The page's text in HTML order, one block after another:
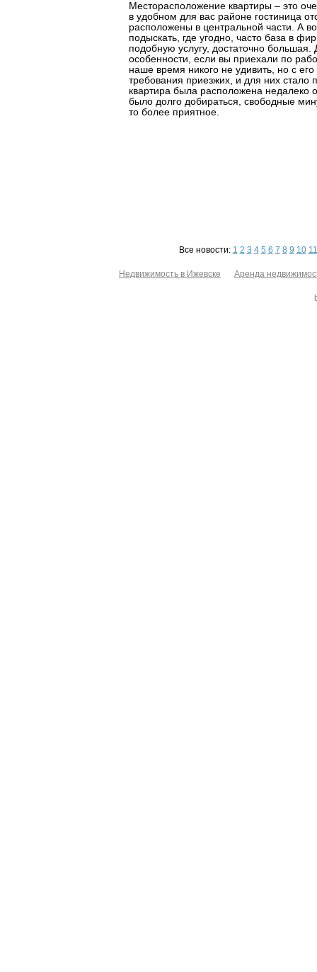
Месторасположение квартиры – это
в удобном для вас районе гостиница
расположены в центральной части. А
подыскать, где угодно, часто база в
подобную услугу, достаточно большая.
особенности, если вы приехали по
наше время никого не удивить, но с
требования приезжих, и для них стало
квартира была расположена недалеко
было долго добираться, свободные
то более приятное.
Все новости: 1 2 3 4 5 6 7 8 9 10 11
Недвижимость в Ижевске Аренда